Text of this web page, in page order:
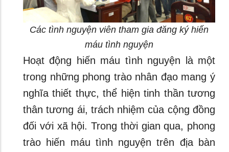
Các tình nguyện viên tham gia đăng ký hiến
máu tình nguyện
Hoạt động hiến máu tình nguyện là một
trong những phong trào nhân đạo mang ý
nghĩa thiết thực, thể hiện tinh thần tương
thân tương ái, trách nhiệm của cộng đồng
đối với xã hội. Trong thời gian qua, phong
trào hiến máu tình nguyện trên địa bàn